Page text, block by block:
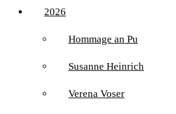
2026
Hommage an Pu
Susanne Heinrich
Verena Voser